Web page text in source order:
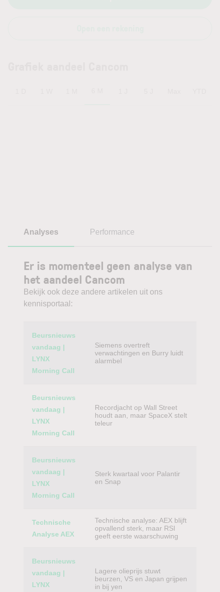
Analyses Performance
Er is momenteel geen analyse van
het aandeel Cancom
Bekijk ook deze andere artikelen uit ons
kennisportaal:
Category
Beursnieuws
vandaag |
LYNX
Morning Call
Siemens overtreft
verwachtingen en Burry luidt
alarmbel
Beursnieuws
vandaag |
LYNX
Morning Call
Recordjacht op Wall Street
houdt aan, maar SpaceX stelt
teleur
Beursnieuws
vandaag |
LYNX
Morning Call
Sterk kwartaal voor Palantir
en Snap
Technische
Analyse AEX
Technische analyse: AEX blijft
opvallend sterk, maar RSI
geeft eerste waarschuwing
Beursnieuws
vandaag |
LYNX
Lagere olieprijs stuwt
beurzen, VS en Japan grijpen
in bij yen